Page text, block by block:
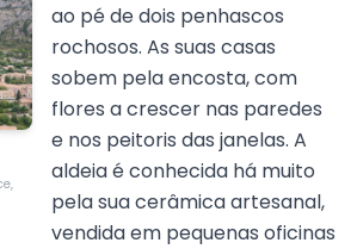
ao pé de dois penhascos
rochosos. As suas casas
sobem pela encosta, com
flores a crescer nas paredes
e nos peitoris das janelas. A
aldeia é conhecida há muito
pela sua cerâmica artesanal,
vendida em pequenas oficinas